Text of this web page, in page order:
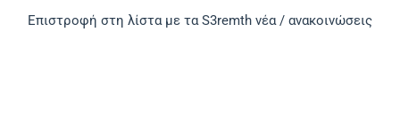
Επιστροφή στη λίστα με τα S3remth νέα / ανακοινώσεις